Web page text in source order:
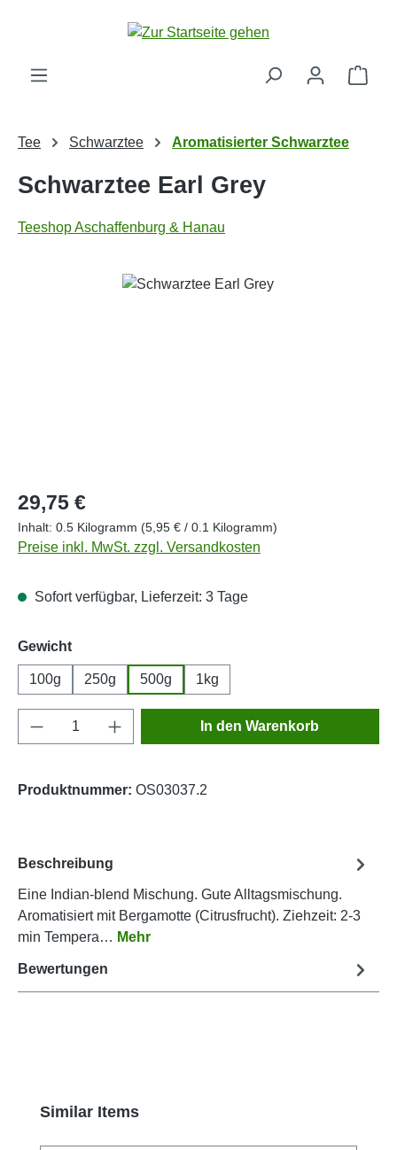
Zum Hauptinhalt springen
Tee Schwarztee Aromatisierter Schwarztee
Schwarztee Earl Grey
Teeshop Aschaffenburg & Hanau
Bildergalerie überspringen
Regulärer Preis:
29,75 €
Inhalt: 0.5 Kilogramm (5,95 € / 0.1 Kilogramm)
Preise inkl. MwSt. zzgl. Versandkosten
Sofort verfügbar, Lieferzeit: 3 Tage
Gewichtauswählen
100g 250g 500g 1kg
Produkt Anzahl: Gib den gewünschten
In den Warenkorb
Produktnummer: OS03037.2
Beschreibung
Eine Indian-blend Mischung. Gute Alltagsmischung.
Aromatisiert mit Bergamotte (Citrusfrucht). Ziehzeit: 2-3
min Tempera… Mehr
Bewertungen
Produktgalerie überspringen
Similar Items